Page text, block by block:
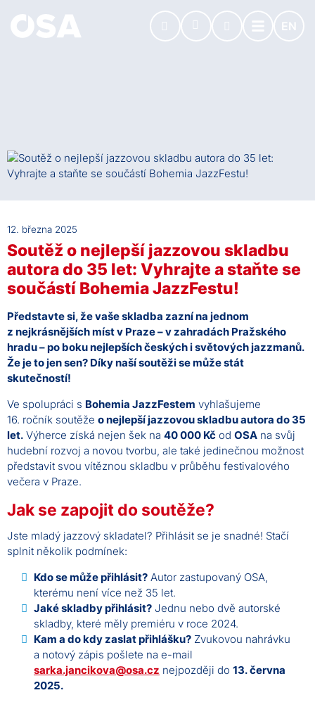
EN
12. března 2025
Soutěž o nejlepší jazzovou skladbu
autora do 35 let: Vyhrajte a staňte se
součástí Bohemia JazzFestu!
Představte si, že vaše skladba zazní na jednom
z nejkrásnějších míst v Praze – v zahradách Pražského
hradu – po boku nejlepších českých i světových jazzmanů.
Že je to jen sen? Díky naší soutěži se může stát
skutečností!
Ve spolupráci s Bohemia JazzFestem vyhlašujeme
16. ročník soutěže o nejlepší jazzovou skladbu autora do 35
let. Výherce získá nejen šek na 40 000 Kč od OSA na svůj
hudební rozvoj a novou tvorbu, ale také jedinečnou možnost
představit svou vítěznou skladbu v průběhu festivalového
večera v Praze.
Jak se zapojit do soutěže?
Jste mladý jazzový skladatel? Přihlásit se je snadné! Stačí
splnit několik podmínek:
Kdo se může přihlásit? Autor zastupovaný OSA,
kterému není více než 35 let.
Jaké skladby přihlásit? Jednu nebo dvě autorské
skladby, které měly premiéru v roce 2024.
Kam a do kdy zaslat přihlášku? Zvukovou nahrávku
a notový zápis pošlete na e-mail
sarka.jancikova@osa.cz nejpozději do 13. června
2025.